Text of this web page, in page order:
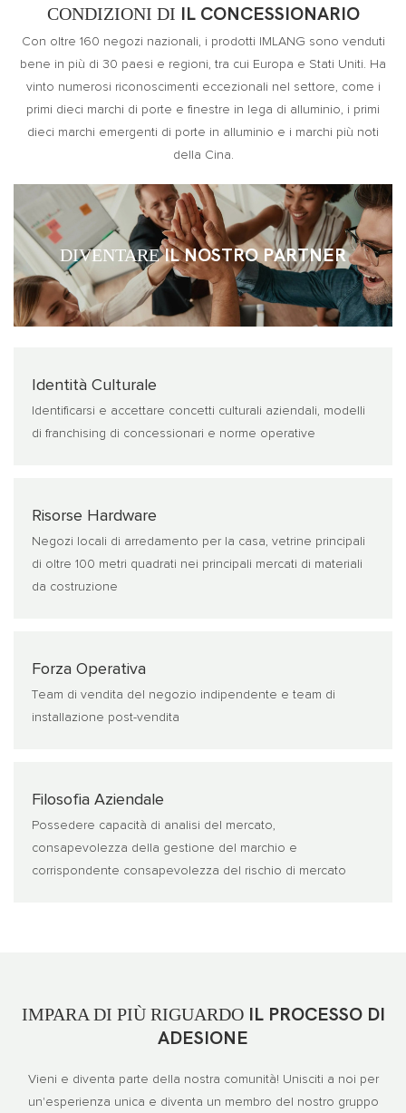
CONDIZIONI DI IL CONCESSIONARIO
Con oltre 160 negozi nazionali, i prodotti IMLANG sono venduti
bene in più di 30 paesi e regioni, tra cui Europa e Stati Uniti. Ha
vinto numerosi riconoscimenti eccezionali nel settore, come i
primi dieci marchi di porte e finestre in lega di alluminio, i primi
dieci marchi emergenti di porte in alluminio e i marchi più noti
della Cina.
DIVENTAREIL NOSTRO PARTNER
Identità Culturale
Identificarsi e accettare concetti culturali aziendali, modelli
di franchising di concessionari e norme operative
Risorse Hardware
Negozi locali di arredamento per la casa, vetrine principali
di oltre 100 metri quadrati nei principali mercati di materiali
da costruzione
Forza Operativa
Team di vendita del negozio indipendente e team di
installazione post-vendita
Filosofia Aziendale
Possedere capacità di analisi del mercato,
consapevolezza della gestione del marchio e
corrispondente consapevolezza del rischio di mercato
IMPARA DI PIÙ RIGUARDO IL PROCESSO DI
ADESIONE
Vieni e diventa parte della nostra comunità! Unisciti a noi per
un'esperienza unica e diventa un membro del nostro gruppo